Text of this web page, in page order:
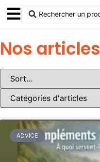
Nos articles
ADVICE